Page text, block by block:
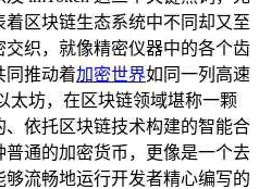
区块链生态系统中不同却又至
织，就像精密仪器中的各个齿
同推动着加密世界如同一列高速
太坊，在区块链领域堪称一颗
依托区块链技术构建的智能合
通的加密货币，更像是一个去
流畅地运行开发者精心编写的